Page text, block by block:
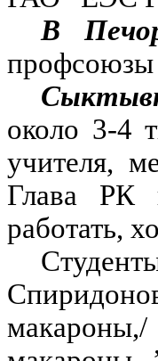
В
профсоюзы
около 3-4
учителя,
Глава РК
работать,